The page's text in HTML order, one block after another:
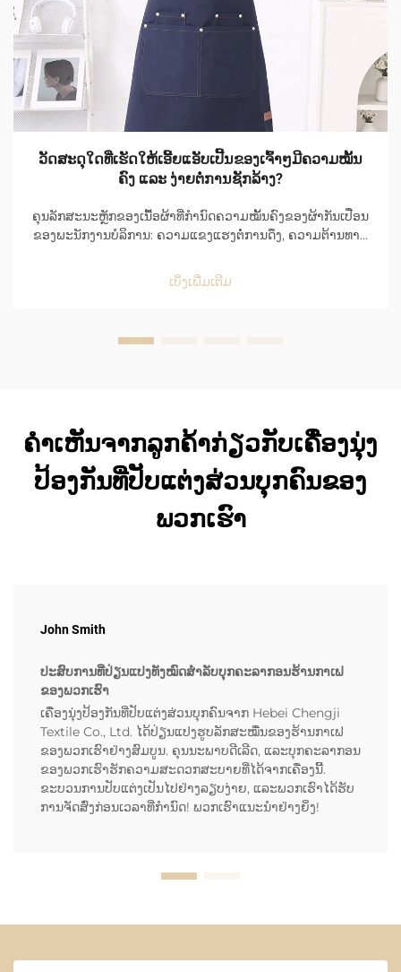
ວັດສະດຸໃດທີ່ເຮັດໃຫ້ເອີ້ຍແອັບເປີ້ນຂອງເຈົ້າໆມີຄວາມໝັ້ນ
ຄົງ ແລະ ງ່າຍຕໍ່ການຊັກລ້າງ?
ຄຸນລັກສະນະຫຼັກຂອງເນື້ອຜ້າທີ່ກຳນົດຄວາມໝັ້ນຄົງຂອງຜ້າກັນເປື່ອນ
ຂອງພະນັກງານບໍລິການ: ຄວາມແຂງແຮງຕໍ່ການດຶງ, ຄວາມຕ້ານທານ
ກັນເປື່ອນຂອງພະນັກງານບໍລິການໄດ້ຮັບຄວາມເສຍຫາຍຢ່າງຮຸນແຮງ
ແລະ ຕໍ່ເນື່ອງທຸກວັນ, ດັ່ງນັ້ນຈຶ່ງຕ້ອງການຄວາມໝັ້ນຄົງຢ່າງຮຸນແຮງ
ເບິ່ງເພີ່ມເຕີມ
ຄຳເຫັນຈາກລູກຄ້າກ່ຽວກັບເຄື່ອງນຸ່ງ
ປ້ອງກັນທີ່ປັບແຕ່ງສ່ວນບຸກຄົນຂອງ
ພວກເຮົາ
John Smith
ປະສົບການທີ່ປ່ຽນແປງທັງໝົດສຳລັບບຸກຄະລາກອນຮ້ານກາເຟ
ຂອງພວກເຮົາ
ເຄື່ອງນຸ່ງປ້ອງກັນທີ່ປັບແຕ່ງສ່ວນບຸກຄົນຈາກ Hebei Chengji
Textile Co., Ltd. ໄດ້ປ່ຽນແປງຮູບລັກສະໝື່ນຂອງຮ້ານກາເຟ
ຂອງພວກເຮົາຢ່າງສົມບູນ. ຄຸນນະພາບດີເລີດ, ແລະບຸກຄະລາກອນ
ຂອງພວກເຮົາຮັກຄວາມສະດວກສະບາຍທີ່ໄດ້ຈາກເຄື່ອງນີ້.
ຂະບວນການປັບແຕ່ງເປັນໄປຢ່າງລຽບງ່າຍ, ແລະພວກເຮົາໄດ້ຮັບ
ການຈັດສົ່ງກ່ອນເວລາທີ່ກຳນົດ! ພວກເຮົາແນະນຳຢ່າງຍິ່ງ!